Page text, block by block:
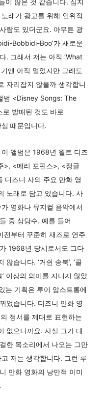
이 많은 것 같습니다. 심지
래가 광고를 위해 인위적
람도 있더군요. 아무튼 광
Bobbidi-Boo’가 새로운
. 그래서 저는 아직 ‘What
엔 아직 멀었지만 그래도
자리잡지 않을까 생각합니
범 <Disney Songs: The
발매된 것도 바로
때문입니다.
앨범은 1968년 월트 디즈
>, <메리 포핀스>, <정글
디즈니 사의 주요 만화 영
노래로 담고 있습니다. 사
영화나 뮤지컬 음악에서
중 상당수. 예를 들어
전부터 꾸준히 재즈로 연주
1968년 당시로서도 그다
습니다. ‘거쉰 송북’, ‘콜
’ 이상의 의미를 지니지 않았
는 기획은 루이 암스트롱에
었습니다. 디즈니 만화 영
정서를 제대로 표현하는
없으니까요. 사실 그가 대
한 목소리에서 나오는 그만
저는 생각합니다. 그런 루
만화 영화의 낭만적 이미